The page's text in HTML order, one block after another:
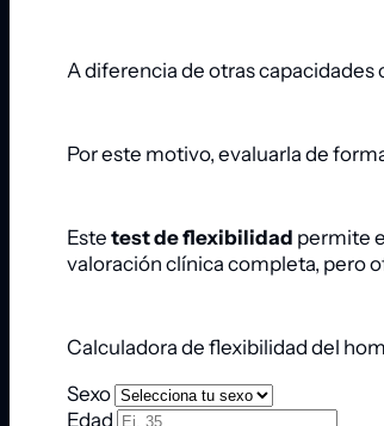
A diferencia de otras capacidades
Por este motivo, evaluarla de
Este test de flexibilidad permite
valoración clínica completa, pero
Calculadora de flexibilidad del
Sexo
Edad